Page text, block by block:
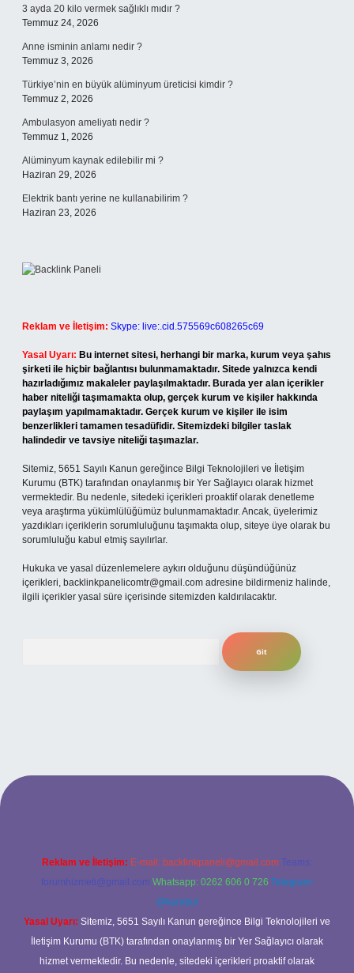
3 ayda 20 kilo vermek sağlıklı mıdır ?
Temmuz 24, 2026
Anne isminin anlamı nedir ?
Temmuz 3, 2026
Türkiye’nin en büyük alüminyum üreticisi kimdir ?
Temmuz 2, 2026
Ambulasyon ameliyatı nedir ?
Temmuz 1, 2026
Alüminyum kaynak edilebilir mi ?
Haziran 29, 2026
Elektrik bantı yerine ne kullanabilirim ?
Haziran 23, 2026
Reklam ve İletişim: Skype: live:.cid.575569c608265c69
Yasal Uyarı: Bu internet sitesi, herhangi bir marka, kurum veya şahıs
şirketi ile hiçbir bağlantısı bulunmamaktadır. Sitede yalnızca kendi
hazırladığımız makaleler paylaşılmaktadır. Burada yer alan içerikler
haber niteliği taşımamakta olup, gerçek kurum ve kişiler hakkında
paylaşım yapılmamaktadır. Gerçek kurum ve kişiler ile isim
benzerlikleri tamamen tesadüfidir. Sitemizdeki bilgiler taslak
halindedir ve tavsiye niteliği taşımazlar.
Sitemiz, 5651 Sayılı Kanun gereğince Bilgi Teknolojileri ve İletişim
Kurumu (BTK) tarafından onaylanmış bir Yer Sağlayıcı olarak hizmet
vermektedir. Bu nedenle, sitedeki içerikleri proaktif olarak denetleme
veya araştırma yükümlülüğümüz bulunmamaktadır. Ancak, üyelerimiz
yazdıkları içeriklerin sorumluluğunu taşımakta olup, siteye üye olarak bu
sorumluluğu kabul etmiş sayılırlar.
Hukuka ve yasal düzenlemelere aykırı olduğunu düşündüğünüz
içerikleri, backlinkpanelicomtr@gmail.com adresine bildirmeniz halinde,
ilgili içerikler yasal süre içerisinde sitemizden kaldırılacaktır.
Reklam ve İletişim: E-mail: backlinkpaneli@gmail.com Teams:
forumhizmeti@gmail.com Whatsapp: 0262 606 0 726 Telegram:
@karabul
Yasal Uyarı: Sitemiz, 5651 Sayılı Kanun gereğince Bilgi Teknolojileri ve
İletişim Kurumu (BTK) tarafından onaylanmış bir Yer Sağlayıcı olarak
hizmet vermektedir. Bu nedenle, sitedeki içerikleri proaktif olarak